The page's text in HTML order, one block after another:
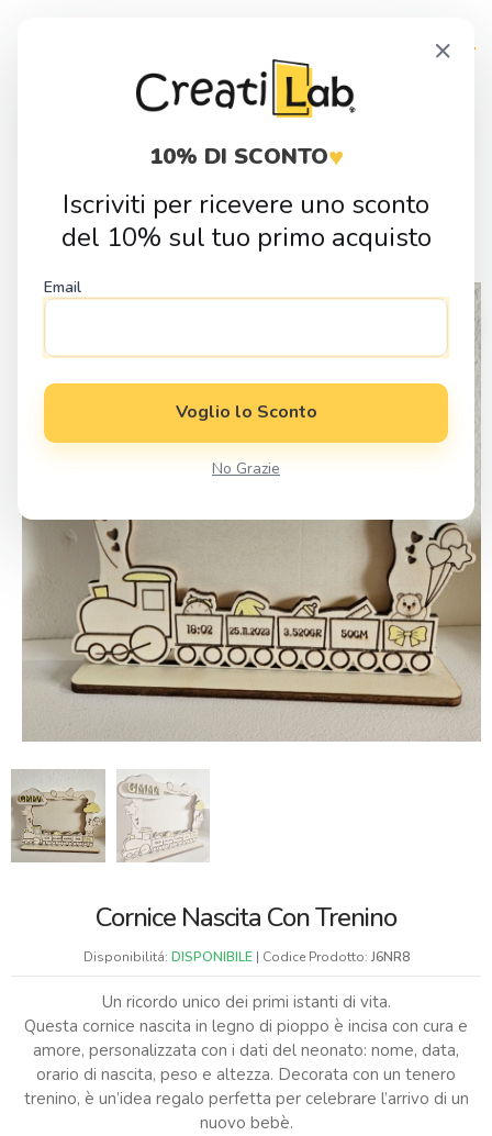
Home Idee Regalo Regali per ogni occasione
Regali per
Cornice Nascita con Trenino
Cornice Nascita Con Trenino
Disponibilitá: DISPONIBILE| Codice Prodotto: J6NR8
Un ricordo unico dei primi istanti di vita.
Questa cornice nascita in legno di pioppo è incisa con cura e
amore, personalizzata con i dati del neonato: nome, data,
orario di nascita, peso e altezza. Decorata con un tenero
trenino, è un’idea regalo perfetta per celebrare l’arrivo di un
nuovo bebè.
×
10% DI SCONTO♥
Iscriviti per ricevere uno sconto
del 10% sul tuo primo acquisto
Email
Voglio lo Sconto
No Grazie